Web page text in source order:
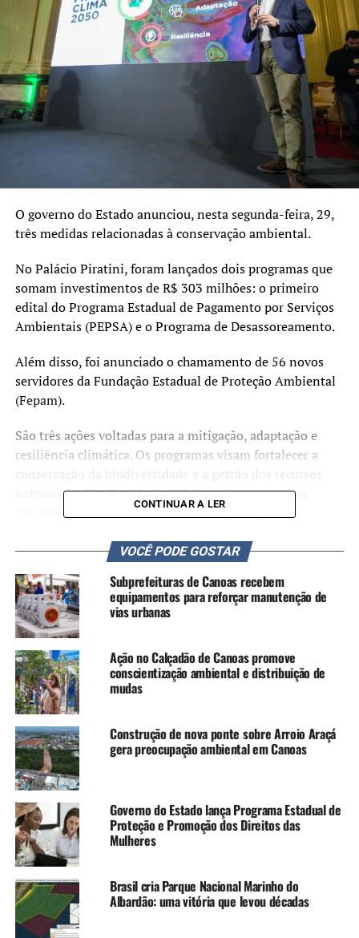
O governo do Estado anunciou, nesta segunda-feira, 29,
três medidas relacionadas à conservação ambiental.
No Palácio Piratini, foram lançados dois programas que
somam investimentos de R$ 303 milhões: o primeiro
edital do Programa Estadual de Pagamento por Serviços
Ambientais (PEPSA) e o Programa de Desassoreamento.
Além disso, foi anunciado o chamamento de 56 novos
servidores da Fundação Estadual de Proteção Ambiental
(Fepam).
São três ações voltadas para a mitigação, adaptação e
resiliência climática. Os programas visam fortalecer a
naturais no Rio Grande do Sul. Ao mesmo tempo, a
convocação para a Fepam visa recompor o quadro
O evento também contou com o governador, Eduardo
Leite, e os titulares das secretarias do Meio Ambiente
(Sema) e de Desenvolvimento Urbano e Metropolitano
(Sedur), Marjorie Kauffmann e Rafael Mallmann. O ato é
parte das celebrações dos 25 anos da Sema.
“O pagamento por Serviços Ambientais é uma
ferramenta para apoiar a proteção ao meio ambiente, que
cria as condições para a proteção integral das unidades
de conservação de domínio privado. O Estado apoiará os
proprietários dessas reservas a fim de garantir sua
preservação contínua”, disse Marjorie.
“Construiremos políticas públicas em conjunto com os
municípios. O Estado vai viabilizar essa ampla operação
de desassoreamento dos rios, apoiando, sobretudo,
municípios em estado de calamidade e em situação de
emergência”, explicou Mallmann.
Em relação ao concurso, as provas – para os níveis médio,
CONTINUAR A LER
VOCÊ PODE GOSTAR
Subprefeituras de Canoas recebem
equipamentos para reforçar manutenção de
vias urbanas
Ação no Calçadão de Canoas promove
conscientização ambiental e distribuição de
mudas
Construção de nova ponte sobre Arroio Araçá
gera preocupação ambiental em Canoas
Governo do Estado lança Programa Estadual de
Proteção e Promoção dos Direitos das
Mulheres
Brasil cria Parque Nacional Marinho do
Albardão: uma vitória que levou décadas